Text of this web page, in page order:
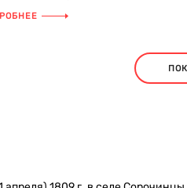
серии детской классики из